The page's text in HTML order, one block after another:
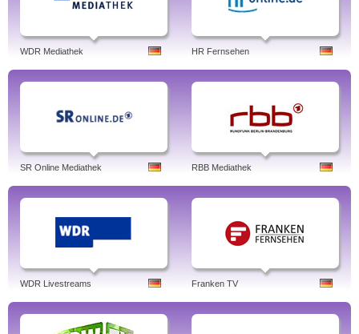
WDR Mediathek HR Fernsehen
SR Online Mediathek RBB Mediathek
WDR Livestreams Franken TV